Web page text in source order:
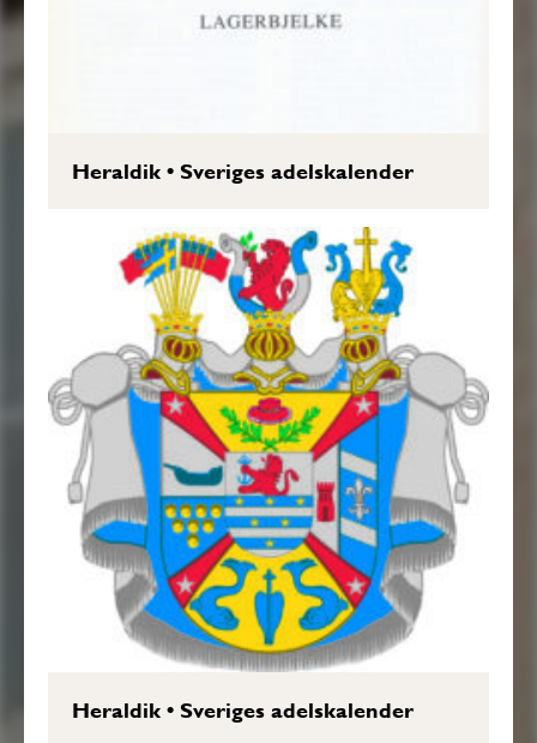
Heraldik•Sveriges adelskalender
Heraldik•Sveriges adelskalender